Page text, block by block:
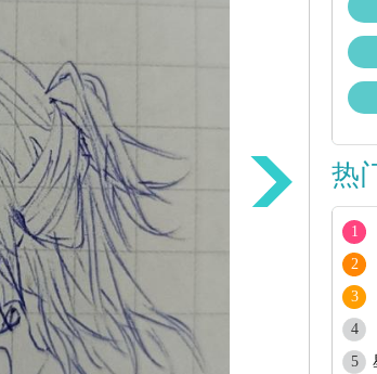
热
1
2
3
4
5